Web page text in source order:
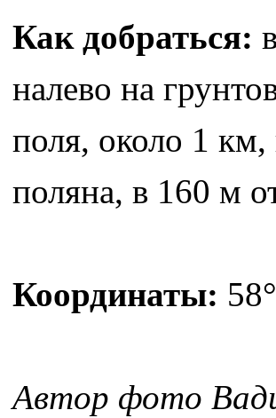
Как добраться:
налево на
поля, около 1 км,
поляна, в 160 м
Координаты:
Автор фото